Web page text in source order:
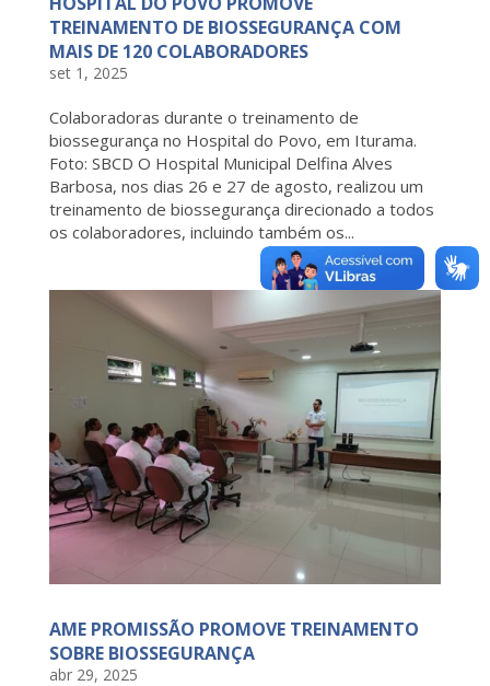
TREINAMENTO DE BIOSSEGURANÇA COM
MAIS DE 120 COLABORADORES
set 1, 2025
Colaboradoras durante o treinamento de
biossegurança no Hospital do Povo, em Iturama.
Foto: SBCD O Hospital Municipal Delfina Alves
Barbosa, nos dias 26 e 27 de agosto, realizou um
treinamento de biossegurança direcionado a todos
os colaboradores, incluindo também os...
AME PROMISSÃO PROMOVE TREINAMENTO
SOBRE BIOSSEGURANÇA
abr 29, 2025